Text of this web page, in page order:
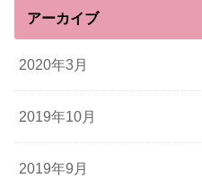
アーカイブ
2020年3月
2019年10月
2019年9月